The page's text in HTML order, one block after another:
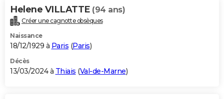
Helene VILLATTE (94 ans)
Créer une cagnotte obsèques
Naissance
18/12/1929 à Paris (Paris)
Décès
13/03/2024 à Thiais (Val-de-Marne)